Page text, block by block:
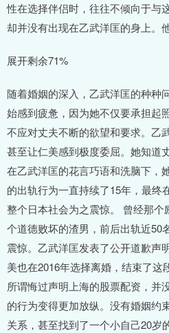
性在选择伴侣时，往往不倾向于与
却并没有出现在乙武洋匡的身上。
展开剩余71%
随着婚姻的深入，乙武洋匡的种种
始感到疲惫，因为她不仅要承担起
不应对丈夫不断的欲望和要求。乙
甚至让仁美感到极度委屈。她知道
在乙武洋匡的花言巧语和洗脑下，
的出轨行为一直持续了15年，最终
整个日本社会为之震惊。 曾经那
个道德败坏的渣男，前后出轨近50
震惊。乙武洋匡发表了公开道歉声
美也在2016年选择离婚，结束了这
所谓悔过声明上海的股票配资，并
的行为变得更加放纵。没有婚姻约
关系，甚至找到了一个小自己20岁